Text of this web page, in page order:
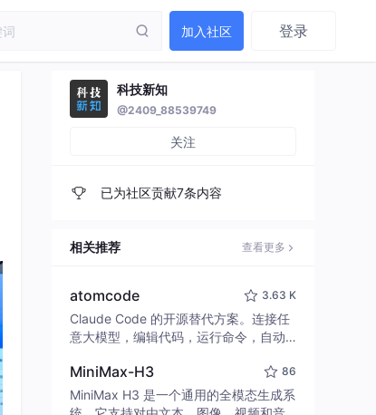
加入社区 登录
科技新知
@2409_88539749
关注
已为社区贡献7条内容
相关推荐 查看更多
atomcode 3.63 K
Claude Code 的开源替代方案。连接任
意大模型，编辑代码，运行命令，自动
致性能。 ｜ An open-source alternativ
e to Claude Code. Connect any LLM,
edit code, run commands, and verify
MiniMax-H3 86
MiniMax H3 是一个通用的全模态生成系